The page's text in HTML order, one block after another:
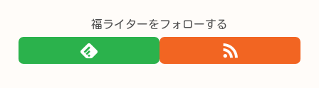
福ライターをフォローする